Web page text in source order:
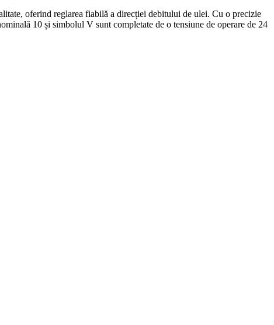
oferind reglarea fiabilă a direcției debitului de ulei. Cu o precizie
10 și simbolul V sunt completate de o tensiune de operare de 24